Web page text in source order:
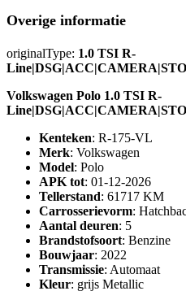
Overige informatie
originalType: 1.0 TSI R-
Volkswagen Polo 1.0 TSI R-
Kenteken: R-175-VL
Merk: Volkswagen
Model: Polo
APK tot: 01-12-2026
Tellerstand: 61717 KM
Carrosserievorm:
Aantal deuren: 5
Brandstofsoort: Benzine
Bouwjaar: 2022
Transmissie: Automaat
Kleur: grijs Metallic